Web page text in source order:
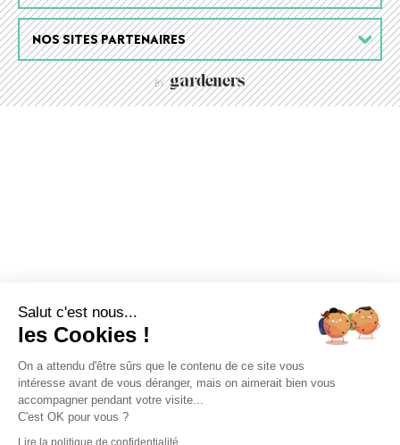
NOS SITES PARTENAIRES
Salut c'est nous...
les Cookies !
On a attendu d'être sûrs que le contenu de ce site vous
intéresse avant de vous déranger, mais on aimerait bien vous
accompagner pendant votre visite...
C'est OK pour vous ?
Lire la politique de confidentialité